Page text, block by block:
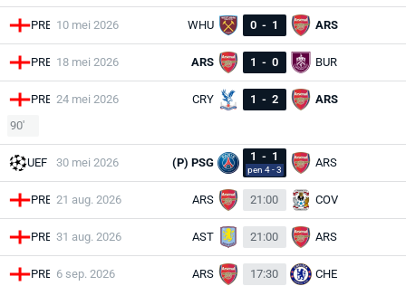
PRE 10 mei 2026 WHU 0 - 1 ARS
PRE 18 mei 2026 ARS 1 - 0 BUR
PRE 24 mei 2026 CRY 1 - 2
ARS
90'
UEF 30 mei 2026 (P) PSG 1 - 1
pen 4 - 3
ARS
PRE 21 aug. 2026 ARS 21:00 COV
PRE 31 aug. 2026 AST 21:00 ARS
PRE 6 sep. 2026 ARS 17:30 CHE